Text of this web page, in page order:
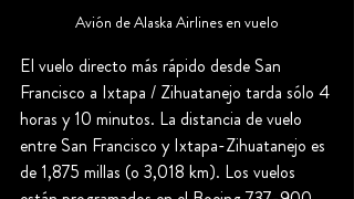
Avión de Alaska Airlines en vuelo
El vuelo directo más rápido desde San
Francisco a Ixtapa / Zihuatanejo tarda sólo 4
horas y 10 minutos. La distancia de vuelo
entre San Francisco y Ixtapa-Zihuatanejo es
de 1,875 millas (o 3,018 km). Los vuelos